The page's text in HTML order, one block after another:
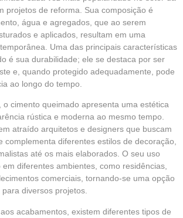
projetos de reforma. Sua composição é
água e agregados, que ao serem
e aplicados, resultam em uma
Uma das principais características
é sua durabilidade; ele se destaca por ser
e, quando protegido adequadamente, pode
ao longo do tempo.
o cimento queimado apresenta uma estética
rústica e moderna ao mesmo tempo.
atraído arquitetos e designers que buscam
complementa diferentes estilos de decoração,
até os mais elaborados. O seu uso
diferentes ambientes, como residências,
comerciais, tornando-se uma opção
diversos projetos.
acabamentos, existem diferentes tipos de